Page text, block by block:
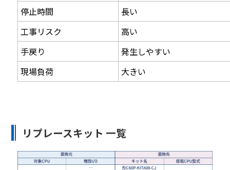
停止時間
長い
工事リスク
高い
手戻り
発生しやすい
現場負荷
大きい
リプレースキット 一覧